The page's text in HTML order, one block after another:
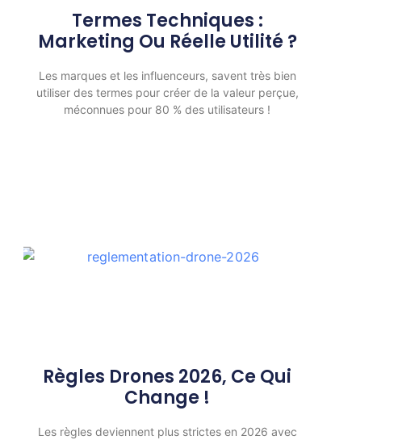
Termes Techniques :
Marketing Ou Réelle Utilité ?
Les marques et les influenceurs, savent très bien
utiliser des termes pour créer de la valeur perçue,
méconnues pour 80 % des utilisateurs !
Règles Drones 2026, Ce Qui
Change !
Les règles deviennent plus strictes en 2026 avec